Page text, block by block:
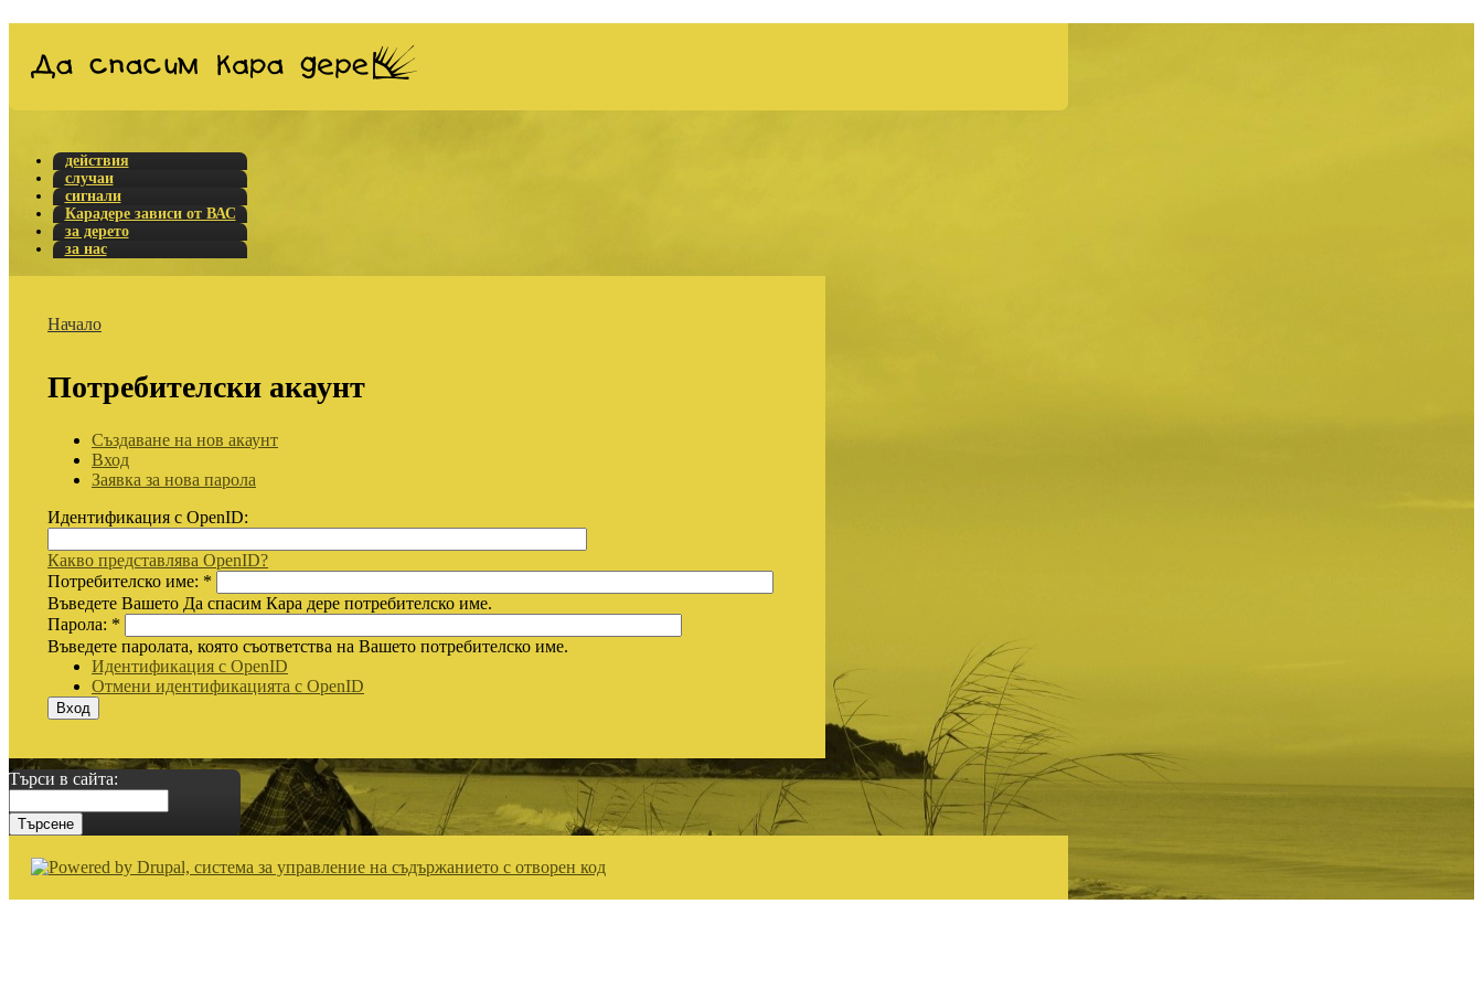
действия
случаи
сигнали
Карадере зависи от ВАС
за дерето
за нас
Начало
Потребителски акаунт
Създаване на нов акаунт
Вход
Заявка за нова парола
Идентификация с OpenID:
Какво представлява OpenID?
Потребителско име: *
Въведете Вашето Да спасим Кара дере потребителско име.
Парола: *
Въведете паролата, която съответства на Вашето потребителско име.
Идентификация с OpenID
Отмени идентификацията с OpenID
Търси в сайта: